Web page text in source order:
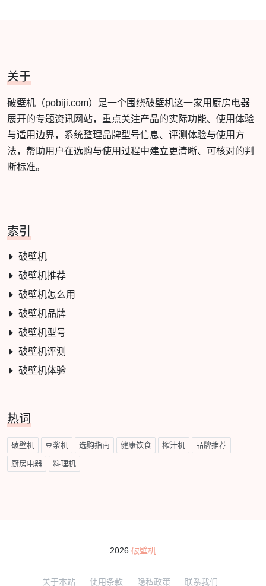
关于
破壁机（pobiji.com）是一个围绕破壁机这一家用厨房电器
展开的专题资讯网站，重点关注产品的实际功能、使用体验
与适用边界，系统整理品牌型号信息、评测体验与使用方
法，帮助用户在选购与使用过程中建立更清晰、可核对的判
断标准。
索引
破壁机
破壁机推荐
破壁机怎么用
破壁机品牌
破壁机型号
破壁机评测
破壁机体验
热词
破壁机 豆浆机 选购指南 健康饮食 榨汁机 品牌推荐
厨房电器 料理机
2026 破壁机
关于本站 使用条款 隐私政策 联系我们